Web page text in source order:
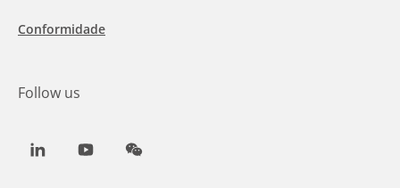
Conformidade
Follow us
LinkedInYoutubeWeChat